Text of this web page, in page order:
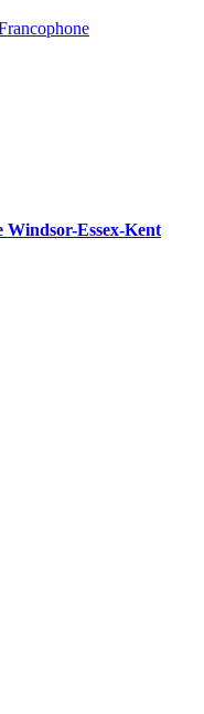
Essex-Kent